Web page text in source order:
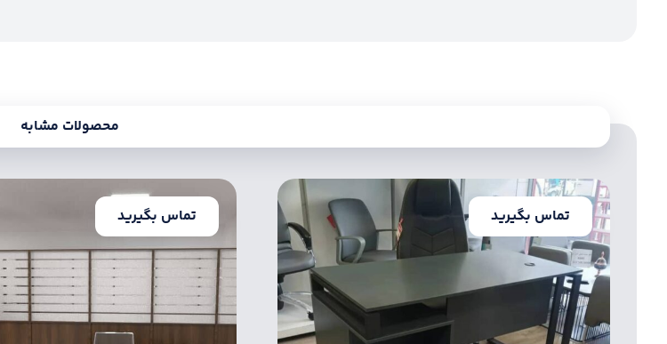
محصولات مشابه
تماس بگیرید تماس بگیرید